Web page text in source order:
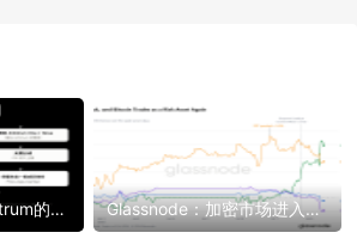
一周涨近20%：Arbitrum的「收租」生意，因Robinhood Chain一夜盘活 Glassnode：加密市场进入筑底后期阶段